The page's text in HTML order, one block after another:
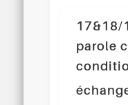
17&18/
parole